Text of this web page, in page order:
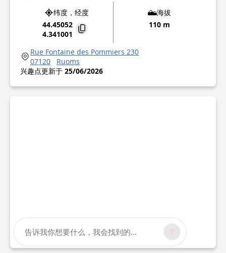
纬度，经度
44.45052
4.341001
海拔
110 m
Rue Fontaine des Pommiers 230
07120
Ruoms
兴趣点更新于 25/06/2026
告诉我你想要什么，我会找到的...